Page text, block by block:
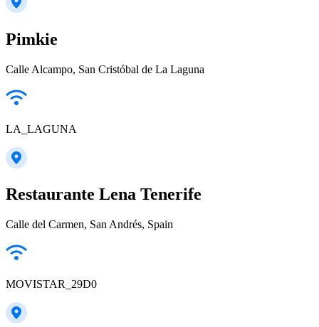
Pimkie
Calle Alcampo, San Cristóbal de La Laguna
LA_LAGUNA
Restaurante Lena Tenerife
Calle del Carmen, San Andrés, Spain
MOVISTAR_29D0